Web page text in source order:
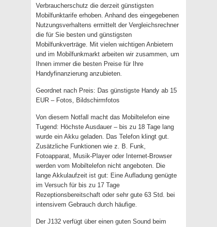
Verbraucherschutz die derzeit günstigsten
Mobilfunktarife erhoben. Anhand des eingegebenen
Nutzungsverhaltens ermittelt der Vergleichsrechner
die für Sie besten und günstigsten
Mobilfunkverträge. Mit vielen wichtigen Anbietern
und im Mobilfunkmarkt arbeiten wir zusammen, um
Ihnen immer die besten Preise für Ihre
Handyfinanzierung anzubieten.
Geordnet nach Preis: Das günstigste Handy ab 15
EUR – Fotos, Bildschirmfotos
Von diesem Notfall macht das Mobiltelefon eine
Tugend: Höchste Ausdauer – bis zu 18 Tage lang
wurde ein Akku geladen. Das Telefon klingt gut.
Zusätzliche Funktionen wie z. B. Funk,
Fotoapparat, Musik-Player oder Internet-Browser
werden vom Mobiltelefon nicht angeboten. Die
lange Akkulaufzeit ist gut: Eine Aufladung genügte
im Versuch für bis zu 17 Tage
Rezeptionsbereitschaft oder sehr gute 63 Std. bei
intensivem Gebrauch durch häufige.
Der J132 verfügt über einen guten Sound beim